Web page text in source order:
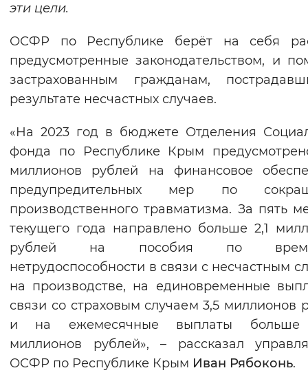
Воспроизвести Остановить
Вернуть стандартные настройки
эти цели.
ОСФР по Республике берёт на себя
предусмотренные законодательством, и
застрахованным гражданам,
результате несчастных случаев.
«На 2023 год в бюджете Отделения
фонда по Республике Крым
миллионов рублей на финансовое
предупредительных мер по
производственного травматизма. За пять
текущего года направлено больше 2,1
рублей на пособия по
нетрудоспособности в связи с несчастным
на производстве, на единовременные
связи со страховым случаем 3,5 миллионов
и на ежемесячные выплаты больше
миллионов рублей», – рассказал
ОСФР по Республике Крым Иван Рябоконь.